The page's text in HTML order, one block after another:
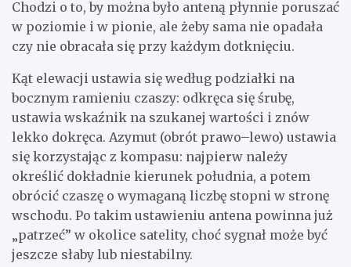
Chodzi o to, by można było anteną płynnie poruszać
w poziomie i w pionie, ale żeby sama nie opadała
czy nie obracała się przy każdym dotknięciu.
Kąt elewacji ustawia się według podziałki na
bocznym ramieniu czaszy: odkręca się śrubę,
ustawia wskaźnik na szukanej wartości i znów
lekko dokręca. Azymut (obrót prawo–lewo) ustawia
się korzystając z kompasu: najpierw należy
określić dokładnie kierunek południa, a potem
obrócić czaszę o wymaganą liczbę stopni w stronę
wschodu. Po takim ustawieniu antena powinna już
„patrzeć” w okolice satelity, choć sygnał może być
jeszcze słaby lub niestabilny.